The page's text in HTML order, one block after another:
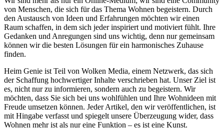
von Menschen, die sich für das Thema Wohnen begeistern. Durch
den Austausch von Ideen und Erfahrungen möchten wir einen
Raum schaffen, in dem sich jeder inspiriert und motiviert fühlt. Ihre
Gedanken und Anregungen sind uns wichtig, denn nur gemeinsam
können wir die besten Lösungen für ein harmonisches Zuhause
finden.
Heim Genie ist Teil von Wolken Media, einem Netzwerk, das sich
der Schaffung hochwertiger Inhalte verschrieben hat. Unser Ziel ist
es, nicht nur zu informieren, sondern auch zu begeistern. Wir
möchten, dass Sie sich bei uns wohlfühlen und Ihre Wohnideen mit
Freude umsetzen können. Jeder Artikel, den wir veröffentlichen, ist
mit Hingabe verfasst und spiegelt unsere Überzeugung wider, dass
Wohnen mehr ist als nur eine Funktion – es ist eine Kunst.